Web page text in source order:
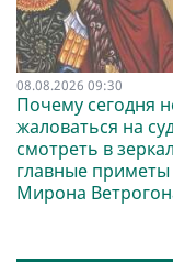
08.08.2026 09:30
Почему сегодня
жаловаться на
смотреть в
главные приметы
Мирона